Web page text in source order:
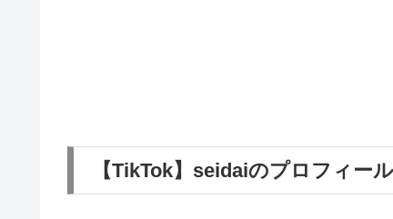
【TikTok】seidaiのプロフィール